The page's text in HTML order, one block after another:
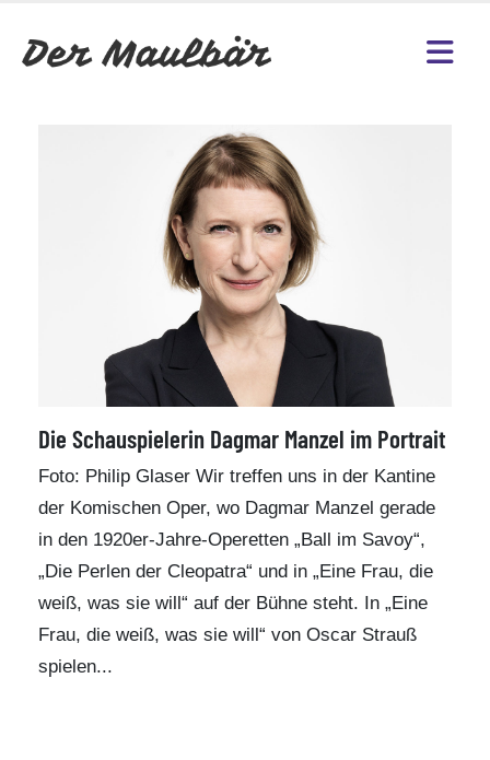
Die Schauspielerin Dagmar Manzel im Portrait
Foto: Philip Glaser Wir treffen uns in der Kantine
der Komischen Oper, wo Dagmar Manzel gerade
in den 1920er-Jahre-Operetten „Ball im Savoy“,
„Die Perlen der Cleopatra“ und in „Eine Frau, die
weiß, was sie will“ auf der Bühne steht. In „Eine
Frau, die weiß, was sie will“ von Oscar Strauß
spielen...